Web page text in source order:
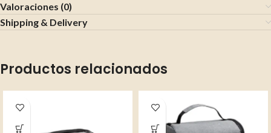
Valoraciones (0)
Shipping & Delivery
Productos relacionados